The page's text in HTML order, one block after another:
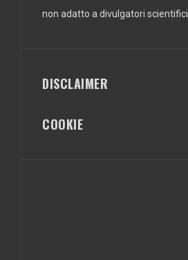
non adatto a divulgatori scientifici
DISCLAIMER
COOKIE